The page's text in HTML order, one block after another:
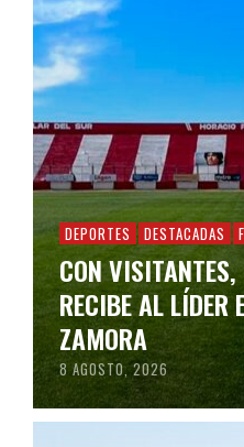
DEPORTES DESTACADAS
CON
RECIBE AL LÍDER
ZAMORA
8 AGOSTO, 2026